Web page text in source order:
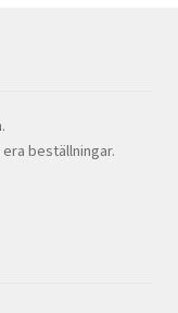
beställningar.